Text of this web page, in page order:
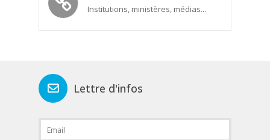
Institutions, ministères, médias...
Lettre d'infos